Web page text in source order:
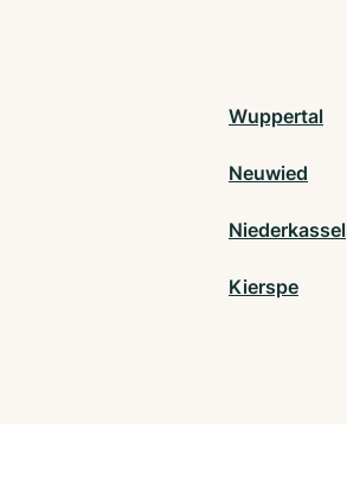
Wuppertal
Neuwied
Niederkassel
Kierspe